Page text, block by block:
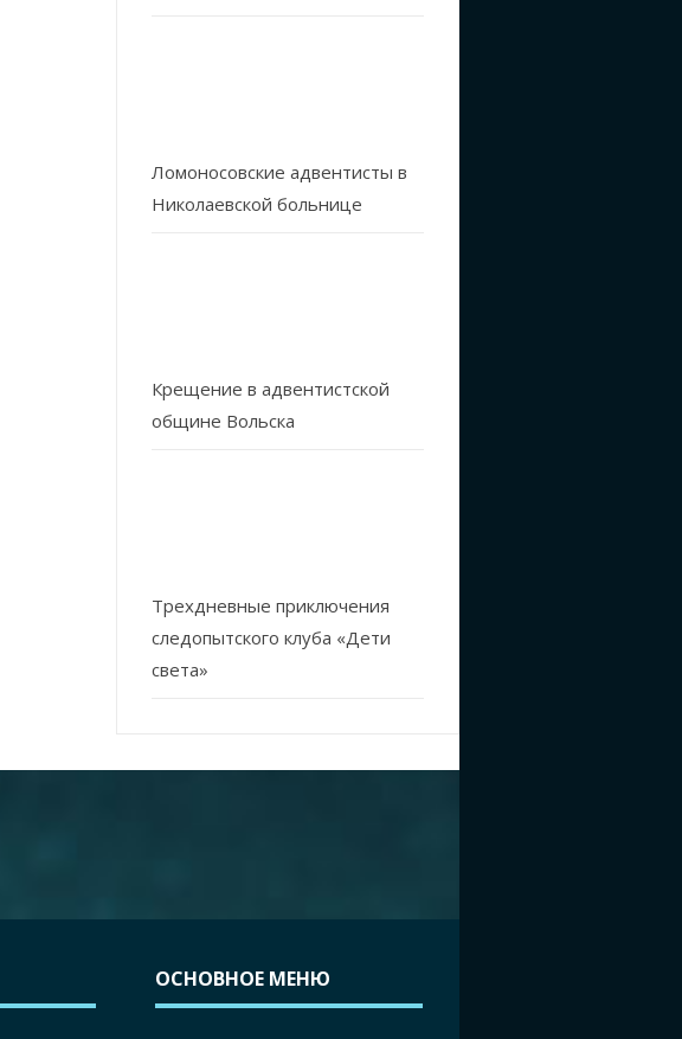
Ломоносовские адвентисты в
Николаевской больнице
Крещение в адвентистской
общине Вольска
Трехдневные приключения
следопытского клуба «Дети
света»
ОСНОВНОЕ МЕНЮ